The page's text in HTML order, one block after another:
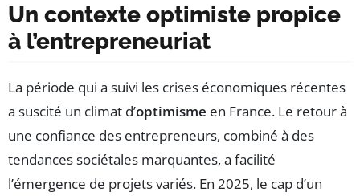
Un contexte optimiste propice
à l’entrepreneuriat
La période qui a suivi les crises économiques récentes
a suscité un climat d’optimisme en France. Le retour à
une confiance des entrepreneurs, combiné à des
tendances sociétales marquantes, a facilité
l’émergence de projets variés. En 2025, le cap d’un